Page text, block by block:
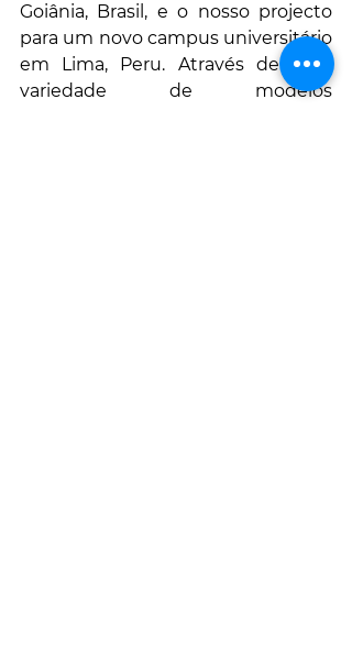
Goiânia, Brasil, e o nosso projecto
para um novo campus universitário
em Lima, Peru. Através de uma
variedade de modelos